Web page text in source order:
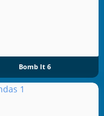
Bomb It 6